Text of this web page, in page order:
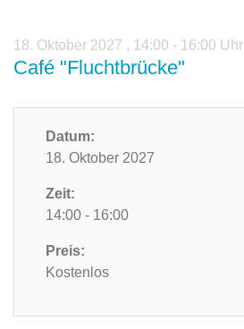
18. Oktober 2027 , 14:00 - 16:00 Uhr
Café "Fluchtbrücke"
Datum:
18. Oktober 2027
Zeit:
14:00 - 16:00
Preis:
Kostenlos